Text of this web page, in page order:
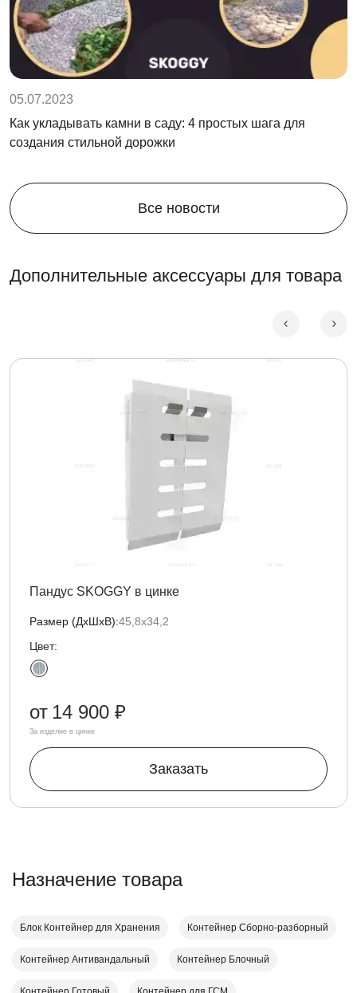
05.07.2023
Как укладывать камни в саду: 4 простых шага для
создания стильной дорожки
Все новости
Дополнительные аксессуары для товара
Пандус SKOGGY в цинке
Размер (ДxШxВ):45,8х34,2
Цвет:
от 14 900 ₽
За изделие в цинке
Заказать
Назначение товара
Блок Контейнер для Хранения Контейнер Cборно-разборный
Контейнер Антивандальный Контейнер Блочный